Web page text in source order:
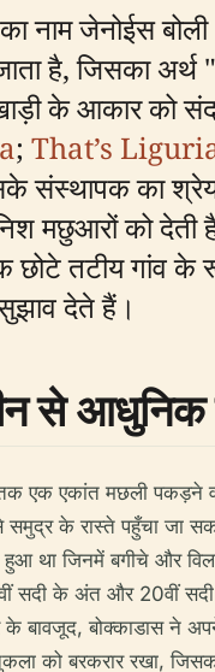
नाम जेनोईस
है, जिसका
के आकार को
; That’s
संस्थापक का
मछुआरों को देती
तटीय गांव के
देते हैं।
से आधुनिक
एक एकांत मछली पकड़ने
के रास्ते पहुँचा जा
हुआ था जिनमें बगीचे और
सदी के अंत और 20वीं
के बावजूद, बोक्काडास ने
को बरकरार रखा,